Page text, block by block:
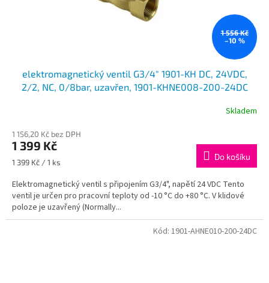
1 556 Kč
–10 %
elektromagnetický ventil G3/4" 1901-KH DC, 24VDC,
2/2, NC, 0/8bar, uzavřen, 1901-KHNE008-200-24DC
Skladem
1 156,20 Kč bez DPH
1 399 Kč
Měrná
1 399 Kč / 1 ks
Do košíku
Elektromagnetický ventil s připojením G3/4", napětí 24 VDC Tento
ventil je určen pro pracovní teploty od -10 °C do +80 °C. V klidové
poloze je uzavřený (Normally...
Kód: 1901-AHNE010-200-24DC